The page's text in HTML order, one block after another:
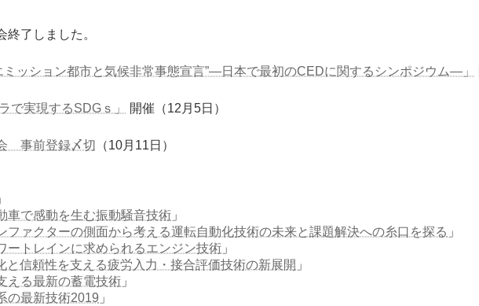
了しました。
ッション都市と気候非常事態宣言”―日本で最初のCEDに関するシンポジウム―」
で実現するSDGｓ」
開催（12月5日）
事前登録〆切
（10月11日）
」
車で感動を生む振動騒音技術 」
ファクターの側面から考える運転自動化技術の未来と課題解決への糸口を探る 」
ートレインに求められるエンジン技術 」
と信頼性を支える疲労入力・接合評価技術の新展開 」
える最新の蓄電技術 」
の最新技術2019 」